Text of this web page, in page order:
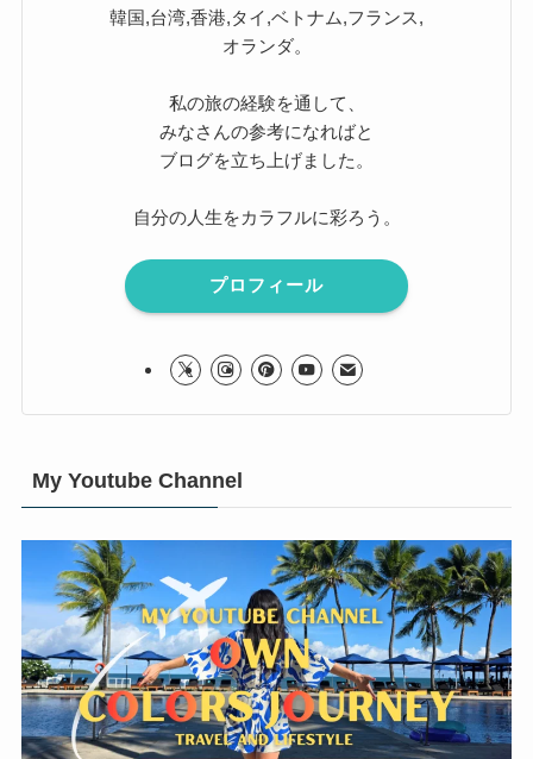
韓国,台湾,香港,タイ,ベトナム,フランス,
オランダ。
私の旅の経験を通して、
みなさんの参考になればと
ブログを立ち上げました。
自分の人生をカラフルに彩ろう。
プロフィール
My Youtube Channel